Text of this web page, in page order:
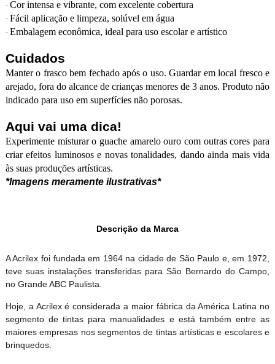
· Cor intensa e vibrante, com excelente cobertura
· Fácil aplicação e limpeza, solúvel em água
· Embalagem econômica, ideal para uso escolar e artístico
Cuidados
Manter o frasco bem fechado após o uso. Guardar em local fresco e
arejado, fora do alcance de crianças menores de 3 anos. Produto não
indicado para uso em superfícies não porosas.
Aqui vai uma dica!
Experimente misturar o guache amarelo ouro com outras cores para
criar efeitos luminosos e novas tonalidades, dando ainda mais vida
às suas produções artísticas.
*Imagens meramente ilustrativas*
Descrição da Marca
A Acrilex foi fundada em 1964 na cidade de São Paulo e, em 1972,
teve suas instalações transferidas para São Bernardo do Campo,
no Grande ABC Paulista.
Hoje, a Acrilex é considerada a maior fábrica da América Latina no
segmento de tintas para manualidades e está também entre as
maiores empresas nos segmentos de tintas artísticas e escolares e
brinquedos.